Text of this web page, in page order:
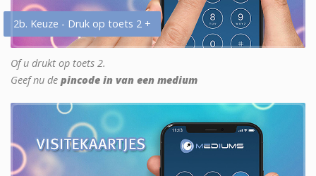
2b. Keuze - Druk op toets 2 +
Of u drukt op toets 2.
Geef nu de pincode in van een medium